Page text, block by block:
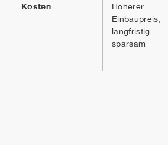
Kosten
Höherer
Einbaupreis,
langfristig
sparsam